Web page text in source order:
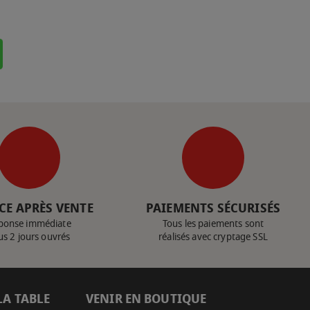
APRÈS VENTE
immédiate
2 jours ouvrés
PAIEMENTS SÉCURISÉS
Tous les paiements sont
réalisés avec cryptage SSL
TABLE VENIR EN BOUTIQUE